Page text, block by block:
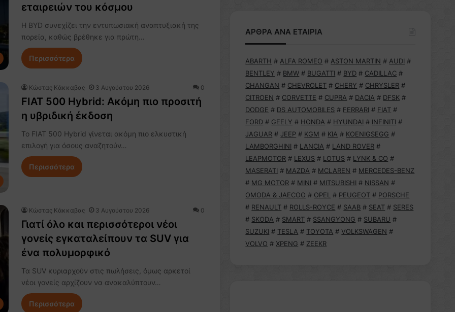
εταιρειών του κόσμου
Η BYD συνεχίζει την εντυπωσιακή αναπτυξιακή της
πορεία, καθώς βρέθηκε για πρώτη…
Περισσότερα
Κώστας Κάκκαβας 3 Αυγούστου 2026 0
FIAT 500 Hybrid: Ακόμη πιο προσιτή
η υβριδική έκδοση
Το FIAT 500 Hybrid γίνεται ακόμη πιο ελκυστική
επιλογή για όσους αναζητούν…
Περισσότερα
Κώστας Κάκκαβας 3 Αυγούστου 2026 0
Γιατί όλο και περισσότεροι νέοι
γονείς εγκαταλείπουν τα SUV για
ένα πολυμορφικό
Τα SUV κυριαρχούν στις πωλήσεις, όμως αρκετοί
νέοι γονείς αρχίζουν να ανακαλύπτουν…
Περισσότερα
ΑΡΘΡΑ ΑΝΑ ΕΤΑΙΡΙΑ
ABARTH # ALFA ROMEO # ASTON MARTIN # AUDI #
BENTLEY # BMW # BUGATTI # BYD # CADILLAC #
CHANGAN # CHEVROLET # CHERY # CHRYSLER #
CITROEN # CORVETTE # CUPRA # DACIA # DFSK #
DODGE # DS AUTOMOBILES # FERRARI # FIAT #
FORD # GEELY # HONDA # HYUNDAI # INFINITI #
JAGUAR # JEEP # KGM # KIA # KOENIGSEGG #
LAMBORGHINI # LANCIA # LAND ROVER #
LEAPMOTOR # LEXUS # LOTUS # LYNK & CO #
MASERATI # MAZDA # MCLAREN # MERCEDES-BENZ
# MG MOTOR # MINI # MITSUBISHI # NISSAN #
OMODA & JAECOO # OPEL # PEUGEOT # PORSCHE
# RENAULT # ROLLS-ROYCE # SAAB # SEAT # SERES
# SKODA # SMART # SSANGYONG # SUBARU #
SUZUKI # TESLA # TOYOTA # VOLKSWAGEN #
VOLVO # XPENG # ZEEKR